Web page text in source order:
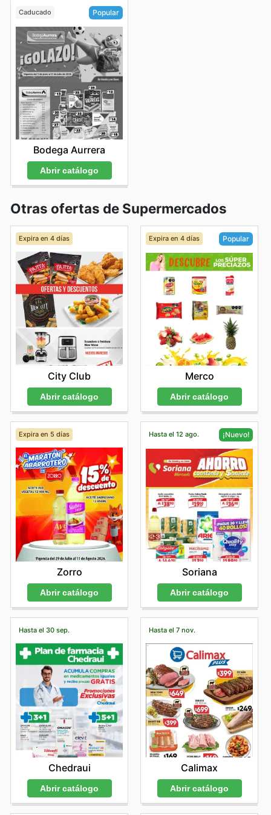
Caducado Popular
Bodega Aurrera
Abrir catálogo
Otras ofertas de Supermercados
Expira en 4 días
City Club
Abrir catálogo
Expira en 4 días Popular
Merco
Abrir catálogo
Expira en 5 días
Zorro
Abrir catálogo
Hasta el 12 ago. ¡Nuevo!
Soriana
Abrir catálogo
Hasta el 30 sep.
Chedraui
Abrir catálogo
Hasta el 7 nov.
Calimax
Abrir catálogo